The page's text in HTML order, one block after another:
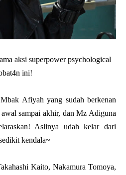
aksi superpower psychological
ini!
Afiyah yang sudah berkenan
sampai akhir, dan Mz Adiguna
Aslinya udah kelar dari
kendala~
Kaito, Nakamura Tomoya,